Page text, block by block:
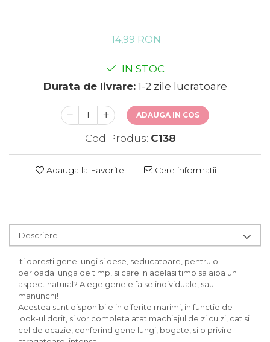
14,99 RON
IN STOC
Durata de livrare:1-2 zile lucratoare
ADAUGA IN COS
Cod Produs: C138
Adauga la Favorite Cere informatii
Descriere
Iti doresti gene lungi si dese, seducatoare, pentru o
perioada lunga de timp, si care in acelasi timp sa aiba un
aspect natural? Alege genele false individuale, sau
manunchi!
Acestea sunt disponibile in diferite marimi, in functie de
look-ul dorit, si vor completa atat machiajul de zi cu zi, cat si
cel de ocazie, conferind gene lungi, bogate, si o privire